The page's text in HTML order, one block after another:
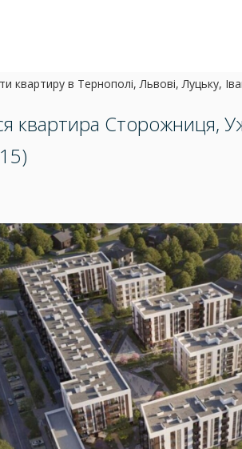
квартиру в Тернополі, Львові, Луцьку,
квартира Сторожниця,